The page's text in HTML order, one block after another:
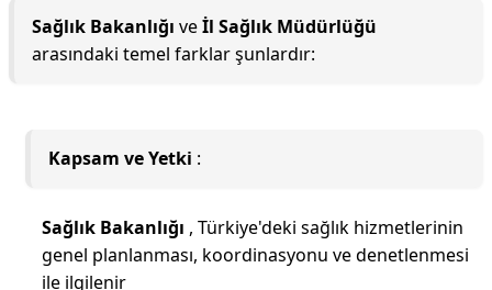
Sağlık Bakanlığı veİl Sağlık Müdürlüğü
arasındaki temel farklar şunlardır:
Kapsam ve Yetki :
Sağlık Bakanlığı , Türkiye'deki sağlık hizmetlerinin
genel planlanması, koordinasyonu ve denetlenmesi
ile ilgilenir